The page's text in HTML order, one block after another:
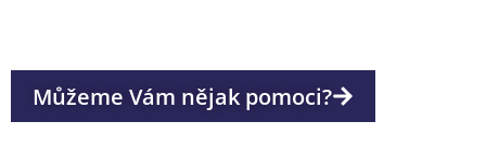
Můžeme Vám nějak pomoci?